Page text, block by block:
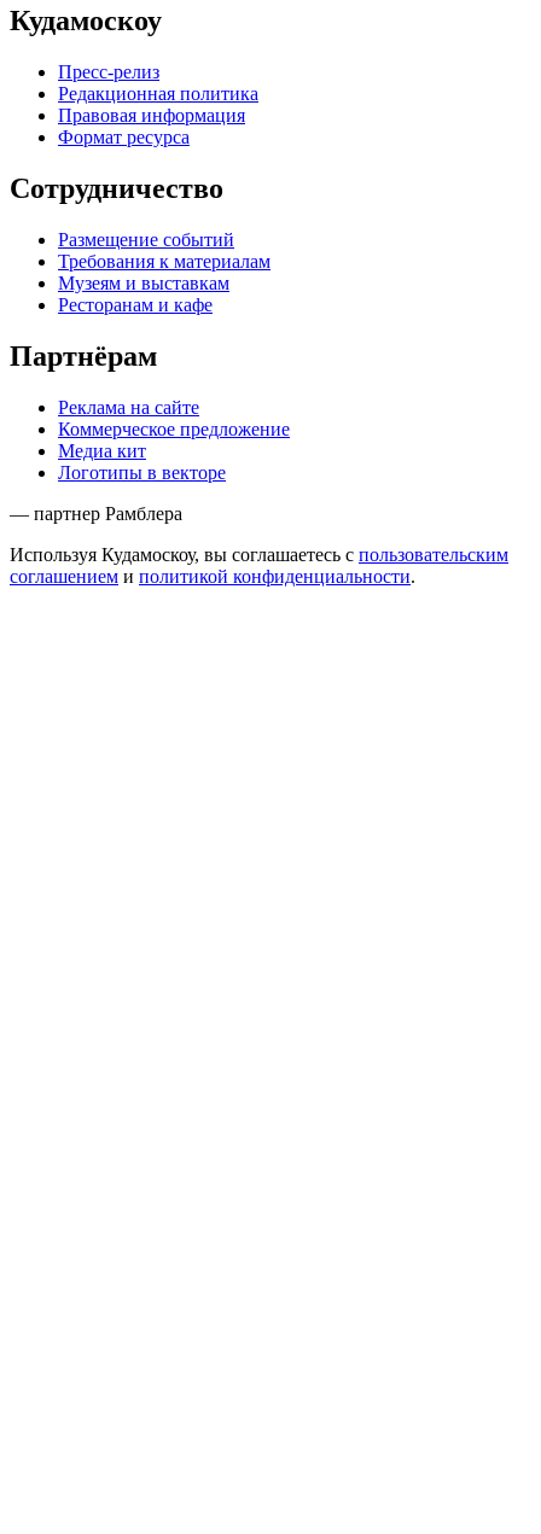
Кудамоскоу
Пресс-релиз
Редакционная политика
Правовая информация
Формат ресурса
Сотрудничество
Размещение событий
Требования к материалам
Музеям и выставкам
Ресторанам и кафе
Партнёрам
Реклама на сайте
Коммерческое предложение
Медиа кит
Логотипы в векторе
— партнер Рамблера
Используя Кудамоскоу, вы соглашаетесь с пользовательским
соглашением и политикой конфиденциальности.